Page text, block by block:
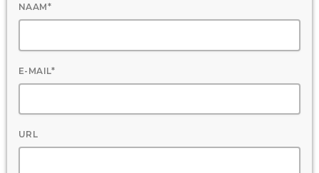
NAAM*
E-MAIL*
URL